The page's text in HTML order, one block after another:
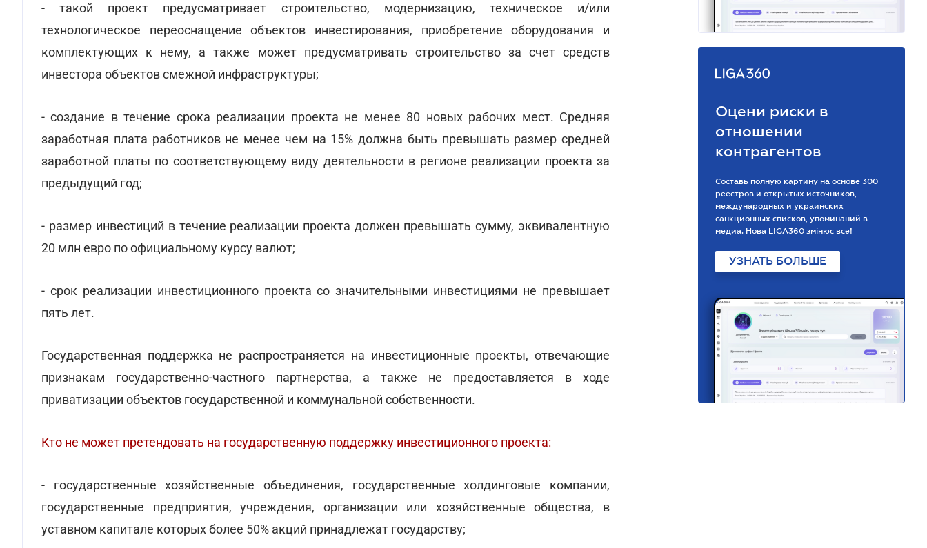
- такой проект предусматривает строительство, модернизацию, техническое и/или
технологическое переоснащение объектов инвестирования, приобретение оборудования и
комплектующих к нему, а также может предусматривать строительство за счет средств
инвестора объектов смежной инфраструктуры;
- создание в течение срока реализации проекта не менее 80 новых рабочих мест. Средняя
заработная плата работников не менее чем на 15% должна быть превышать размер средней
заработной платы по соответствующему виду деятельности в регионе реализации проекта за
предыдущий год;
- размер инвестиций в течение реализации проекта должен превышать сумму, эквивалентную
20 млн евро по официальному курсу валют;
- срок реализации инвестиционного проекта со значительными инвестициями не превышает
пять лет.
Государственная поддержка не распространяется на инвестиционные проекты, отвечающие
признакам государственно-частного партнерства, а также не предоставляется в ходе
приватизации объектов государственной и коммунальной собственности.
Кто не может претендовать на государственную поддержку инвестиционного проекта:
- государственные хозяйственные объединения, государственные холдинговые компании,
государственные предприятия, учреждения, организации или хозяйственные общества, в
уставном капитале которых более 50% акций принадлежат государству;
Оцени риски в
отношении
контрагентов
Составь полную картину на основе 300
реестров и открытых источников,
международных и украинских
санкционных списков, упоминаний в
медиа. Нова LIGA360 змінює все!
УЗНАТЬ БОЛЬШЕ